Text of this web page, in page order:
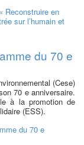
Reconstruire en
sur l’humain et
du 70 e
(Cese)
70 e anniversaire.
à la promotion de
(ESS).
du 70 e